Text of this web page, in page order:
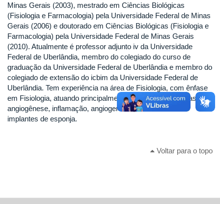
Minas Gerais (2003), mestrado em Ciências Biológicas
(Fisiologia e Farmacologia) pela Universidade Federal de Minas
Gerais (2006) e doutorado em Ciências Biológicas (Fisiologia e
Farmacologia) pela Universidade Federal de Minas Gerais
(2010). Atualmente é professor adjunto iv da Universidade
Federal de Uberlândia, membro do colegiado do curso de
graduação da Universidade Federal de Uberlândia e membro do
colegiado de extensão do icbim da Universidade Federal de
Uberlândia. Tem experiência na área de Fisiologia, com ênfase
em Fisiologia, atuando principalmente nos seguintes temas:
angiogênese, inflamação, angiogenesis, inflammation e
implantes de esponja.
Voltar para o topo